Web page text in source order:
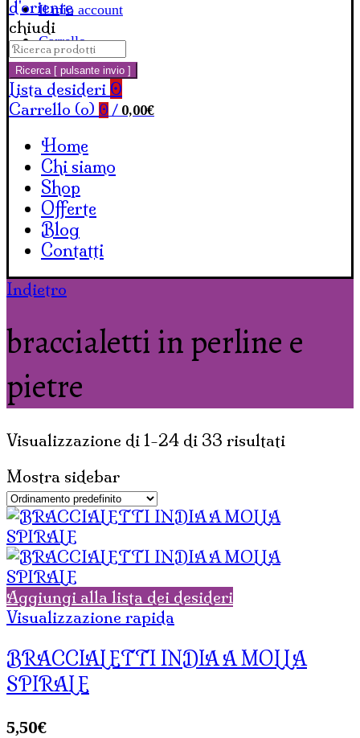
Il mio account
Carrello
chiudi
Cerca:
Ricerca [ pulsante invio ]
Lista desideri 0
Carrello (o) 0 / 0,00€
Home
Chi siamo
Shop
Offerte
Blog
Contatti
Indietro
braccialetti in perline e
pietre
Visualizzazione di 1-24 di 33 risultati
Mostra sidebar
Aggiungi alla lista dei desideri
Visualizzazione rapida
BRACCIALETTI INDIA A MOLLA
SPIRALE
5,50€